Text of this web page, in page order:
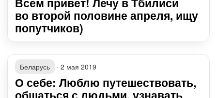
во второй половине апреля, ищу
попутчиков)
Беларусь · 2 мая 2019
О себе: Люблю путешествовать,
общаться с людьми, узнавать